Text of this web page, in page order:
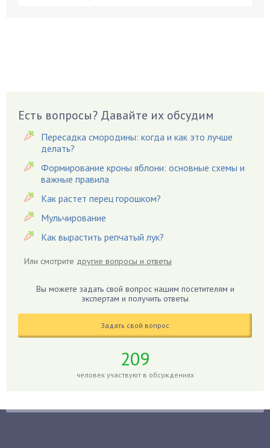
Вишня
Вредители
Гардения
Гацания
Гвоздики
Георгины
Герань
Гиацинт
Гиппеаструм
Годжи
Голубика
Есть вопросы? Давайте их обсудим
Пересадка смородины: когда и как это лучше
делать?
Формирование кроны яблони: основные схемы и
важные правила
Как растет перец горошком?
Мульчирование
Как вырастить репчатый лук?
Или смотрите другие вопросы и ответы
Вы можете задать свой вопрос нашим посетителям и
экспертам и получить ответы
Задать свой вопрос
209
человек участвуют в обсуждениях